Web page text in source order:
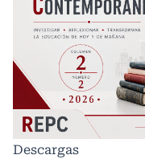
Descargas